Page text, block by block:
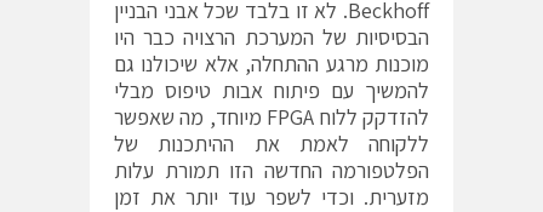
Beckhoff. לא זו בלבד שכל אבני הבניין
הבסיסיות של המערכת הרצויה כבר היו
מוכנות מרגע ההתחלה, אלא שיכולנו גם
להמשיך עם פיתוח אבות טיפוס מבלי
להזדקק ללוח FPGA מיוחד, מה שאפשר
ללקוחה לאמת את ההיתכנות של
הפלטפורמה החדשה הזו תמורת עלות
מזערית. וכדי לשפר עוד יותר את זמן